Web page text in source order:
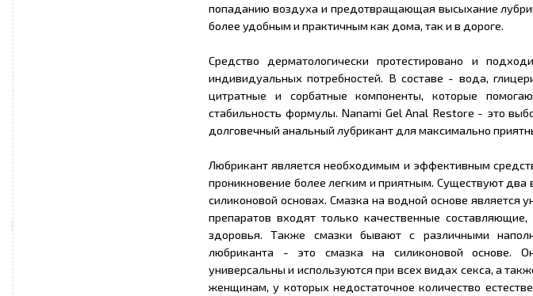
попаданию воздуха и предотвращающая высыхание
более удобным и практичным как дома, так и в дороге.
Средство дерматологически протестировано и
индивидуальных потребностей. В составе - вода,
цитратные и сорбатные компоненты, которые
стабильность формулы. Nanami Gel Anal Restore - это
долговечный анальный лубрикант для максимально
Любрикант является необходимым и эффективным
проникновение более легким и приятным. Существуют два
силиконовой основах. Смазка на водной основе является
препаратов входят только качественные
здоровья. Также смазки бывают с различными
любриканта - это смазка на силиконовой основе.
универсальны и используются при всех видах секса, а
женщинам, у которых недостаточное количество